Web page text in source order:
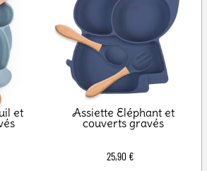
et Assiette Eléphant et
couverts gravés
25,90 €